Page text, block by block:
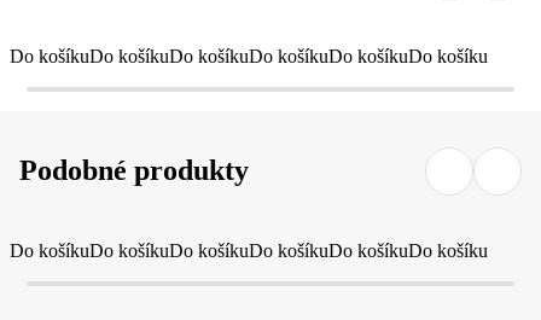
Do košíkuDo košíkuDo košíkuDo košíkuDo košíkuDo košíku
Podobné produkty
Do košíkuDo košíkuDo košíkuDo košíkuDo košíkuDo košíku